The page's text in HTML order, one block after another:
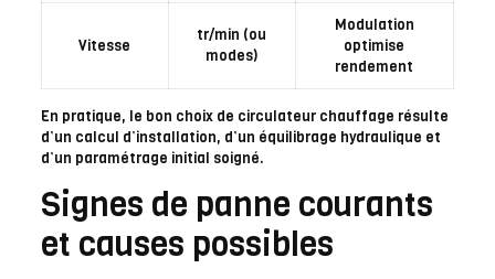
Vitesse
tr/min (ou
modes)
Modulation
optimise
rendement
En pratique, le bon choix de circulateur chauffage résulte
d’un calcul d’installation, d’un équilibrage hydraulique et
d’un paramétrage initial soigné.
Signes de panne courants
et causes possibles